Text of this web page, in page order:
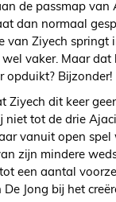
de passmap van
dan normaal
van Ziyech springt
vaker. Maar dat
opduikt? Bijzonder!
Ziyech dit keer
niet tot de drie
vanuit open spel
zijn mindere
een aantal
Jong bij het